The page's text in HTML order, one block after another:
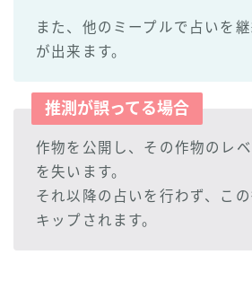
また、他のミープルで占いを
が出来ます。
推測が誤ってる場合
作物を公開し、その作物のレ
を失います。
それ以降の占いを行わず、この
キップされます。